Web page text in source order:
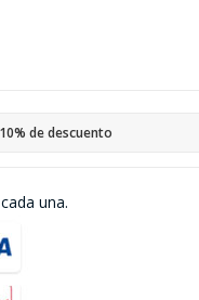
una.
10% de descuento